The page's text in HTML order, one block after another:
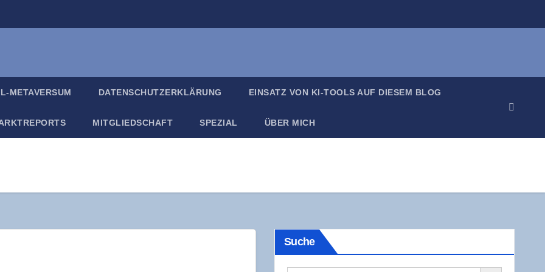
META­VER­SUM DATEN­SCHUTZ­ER­KLÄ­RUNG EIN­SATZ VON KI-TOOLS AUF DIE­SEM BLOG
MIT­GLIED­SCHAFT SPE­ZI­AL ÜBER MICH
Suche
Search Button